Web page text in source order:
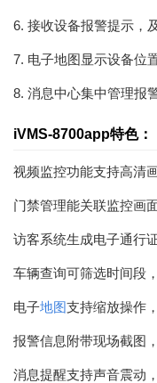
6. 接收设备报警提示，
7. 电子地图显示设备位
8. 消息中心集中管理报
iVMS-8700app特色：
视频监控功能支持高清
门禁管理能关联监控画
访客系统生成电子通行
车辆查询可筛选时间段
电子地图支持缩放操作
报警信息附带现场截图
消息提醒支持声音震动